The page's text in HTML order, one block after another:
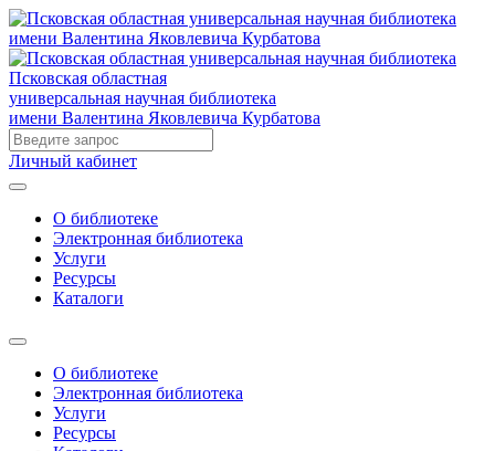
Псковская областная
универсальная научная библиотека
имени Валентина Яковлевича Курбатова
Личный кабинет
О библиотеке
Электронная библиотека
Услуги
Ресурсы
Каталоги
О библиотеке
Электронная библиотека
Услуги
Ресурсы